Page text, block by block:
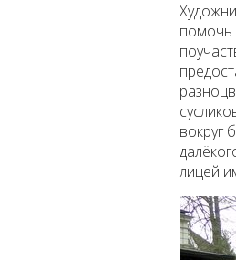
помочь
вокруг
лицей